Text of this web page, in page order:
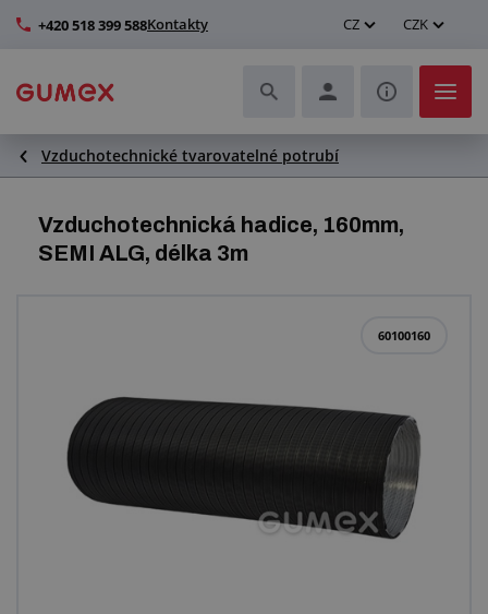
+420 518 399 588Kontakty CZ CZK
Hadice a jejich kompletace
Profily a výroba těsnění
Další pryžové a plastové výrobky
Centrum poptávek
Vzduchotechnické tvarovatelné potrubí
Vzduchotechnická hadice, 160mm,
SEMI ALG, délka 3m
60100160